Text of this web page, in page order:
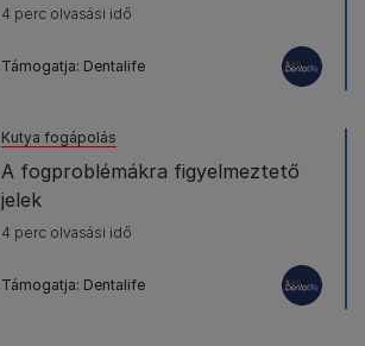
4 perc olvasási idő
Támogatja: Dentalife
Kutya fogápolás
A fogproblémákra figyelmeztető
jelek
4 perc olvasási idő
Támogatja: Dentalife